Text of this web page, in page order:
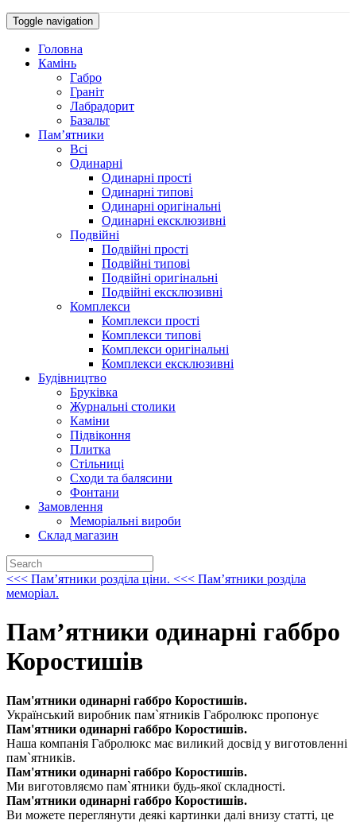
Toggle navigation
Головна
Камiнь
Габро
Гранiт
Лабрадорит
Базальт
Пам’ятники
Всі
Одинарнi
Одинарні прості
Одинарні типові
Одинарні оригінальні
Одинарні ексклюзивні
Подвiйнi
Подвійні прості
Подвійні типові
Подвійні оригінальні
Подвійні ексклюзивні
Комплекси
Комплекси прості
Комплекси типові
Комплекси оригінальні
Комплекси ексклюзивні
Будiвництво
Брукiвка
Журнальнi столики
Камiни
Пiдвiконня
Плитка
Стiльницi
Сходи та балясини
Фонтани
Замовлення
Меморіальні вироби
Склад магазин
<<< Памʼятники розділа ціни. <<< Памʼятники розділа
меморіал.
Пам’ятники одинарні габбро
Коростишів
Пам'ятники одинарні габбро Коростишів.
Український виробник пам`ятників Габролюкс пропонує
Пам'ятники одинарні габбро Коростишів.
Наша компанія Габролюкс має виликий досвід у виготовленні
пам`ятників.
Пам'ятники одинарні габбро Коростишів.
Ми виготовляємо пам`ятники будь-якої складності.
Пам'ятники одинарні габбро Коростишів.
Ви можете переглянути деякі картинки далі внизу статті, це